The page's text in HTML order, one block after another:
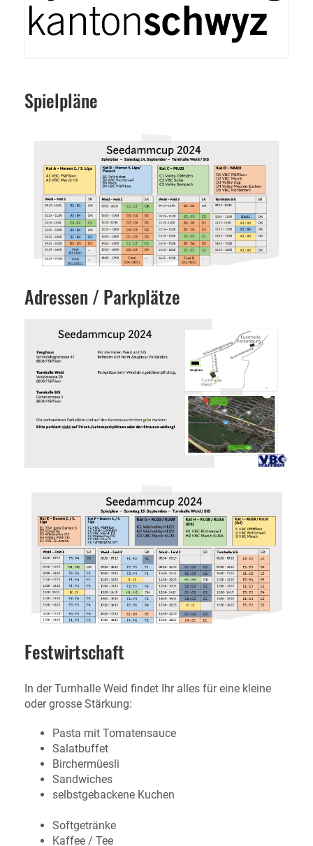
Spielpläne
Adressen / Parkplätze
Festwirtschaft
In der Turnhalle Weid findet Ihr alles für eine kleine
oder grosse Stärkung:
Pasta mit Tomatensauce
Salatbuffet
Birchermüesli
Sandwiches
selbstgebackene Kuchen
Softgetränke
Kaffee / Tee